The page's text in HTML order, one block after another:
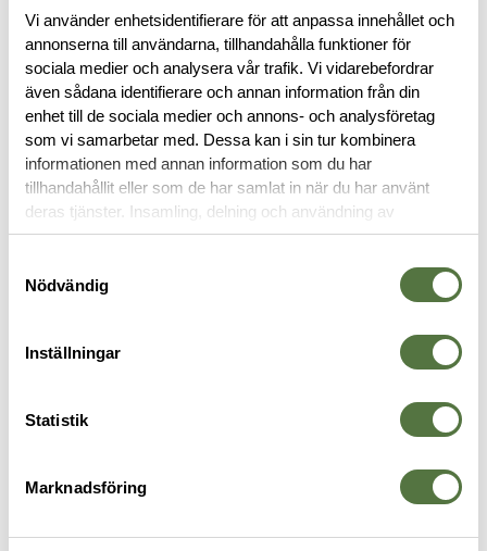
Vi använder enhetsidentifierare för att anpassa innehållet och
annonserna till användarna, tillhandahålla funktioner för
sociala medier och analysera vår trafik. Vi vidarebefordrar
även sådana identifierare och annan information från din
enhet till de sociala medier och annons- och analysföretag
som vi samarbetar med. Dessa kan i sin tur kombinera
informationen med annan information som du har
tillhandahållit eller som de har samlat in när du har använt
deras tjänster. Insamling, delning och användning av
personuppgifter kan användas för personalisering av
Nödvändig
Inställningar
Statistik
Marknadsföring
SKÖTSELRÅD
RECENSIONER
OM VARUMÄRKET
BYXOR